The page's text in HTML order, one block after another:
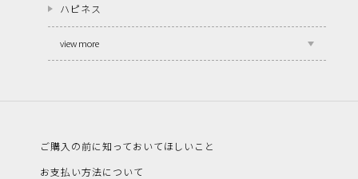
ハピネス
view more
ご購入の前に知っておいてほしいこと
お支払い方法について